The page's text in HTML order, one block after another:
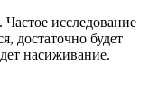
исследование
достаточно будет
насиживание.